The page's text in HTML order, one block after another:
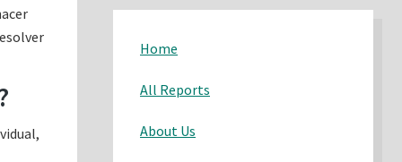
Home
All Reports
About Us